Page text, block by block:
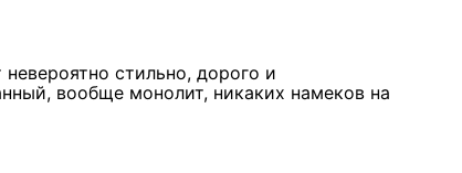
стильно, дорого и
вообще монолит, никаких намеков на